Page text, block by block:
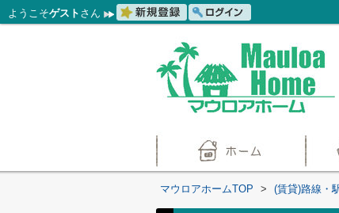
ようこそゲスト さん
マウロアホームTOP > (賃貸)路線・